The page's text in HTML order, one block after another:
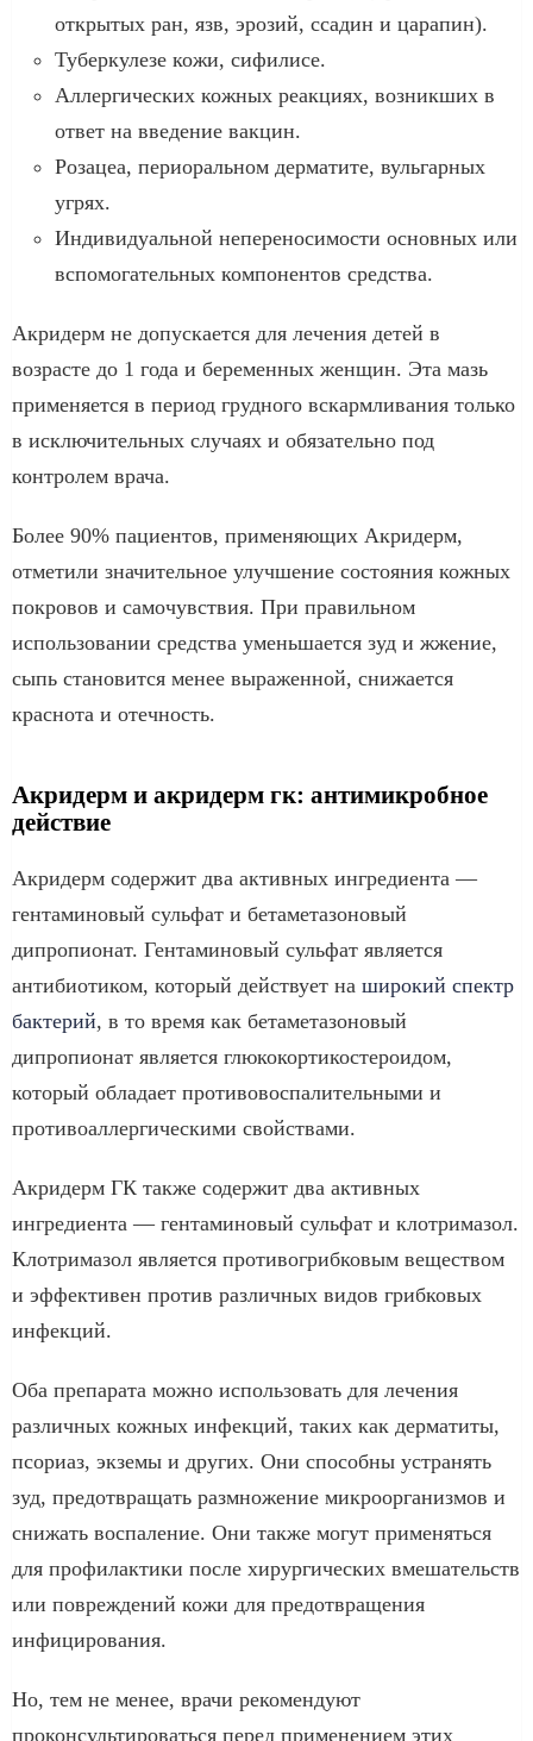
открытых ран, язв, эрозий, ссадин и царапин).
Туберкулезе кожи, сифилисе.
Аллергических кожных реакциях, возникших в
ответ на введение вакцин.
Розацеа, периоральном дерматите, вульгарных
угрях.
Индивидуальной непереносимости основных или
вспомогательных компонентов средства.
Акридерм не допускается для лечения детей в
возрасте до 1 года и беременных женщин. Эта мазь
применяется в период грудного вскармливания только
в исключительных случаях и обязательно под
контролем врача.
Более 90% пациентов, применяющих Акридерм,
отметили значительное улучшение состояния кожных
покровов и самочувствия. При правильном
использовании средства уменьшается зуд и жжение,
сыпь становится менее выраженной, снижается
краснота и отечность.
Акридерм и акридерм гк: антимикробное
действие
Акридерм содержит два активных ингредиента —
гентаминовый сульфат и бетаметазоновый
дипропионат. Гентаминовый сульфат является
антибиотиком, который действует на широкий спектр
бактерий, в то время как бетаметазоновый
дипропионат является глюкокортикостероидом,
который обладает противовоспалительными и
противоаллергическими свойствами.
Акридерм ГК также содержит два активных
ингредиента — гентаминовый сульфат и клотримазол.
Клотримазол является противогрибковым веществом
и эффективен против различных видов грибковых
инфекций.
Оба препарата можно использовать для лечения
различных кожных инфекций, таких как дерматиты,
псориаз, экземы и других. Они способны устранять
зуд, предотвращать размножение микроорганизмов и
снижать воспаление. Они также могут применяться
для профилактики после хирургических вмешательств
или повреждений кожи для предотвращения
инфицирования.
Но, тем не менее, врачи рекомендуют
проконсультироваться перед применением этих